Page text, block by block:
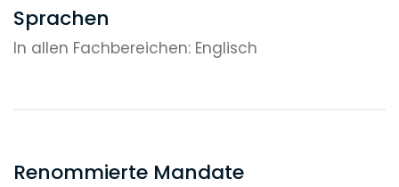
9
Associates
Sprachen
In allen Fachbereichen: Englisch
Renommierte Mandate